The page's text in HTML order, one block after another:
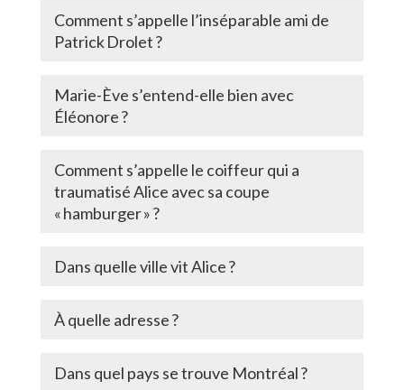
Comment s’appelle l’inséparable ami de
Patrick Drolet ?
Marie-Ève s’entend-elle bien avec
Éléonore ?
Comment s’appelle le coiffeur qui a
traumatisé Alice avec sa coupe
« hamburger » ?
Dans quelle ville vit Alice ?
À quelle adresse ?
Dans quel pays se trouve Montréal ?